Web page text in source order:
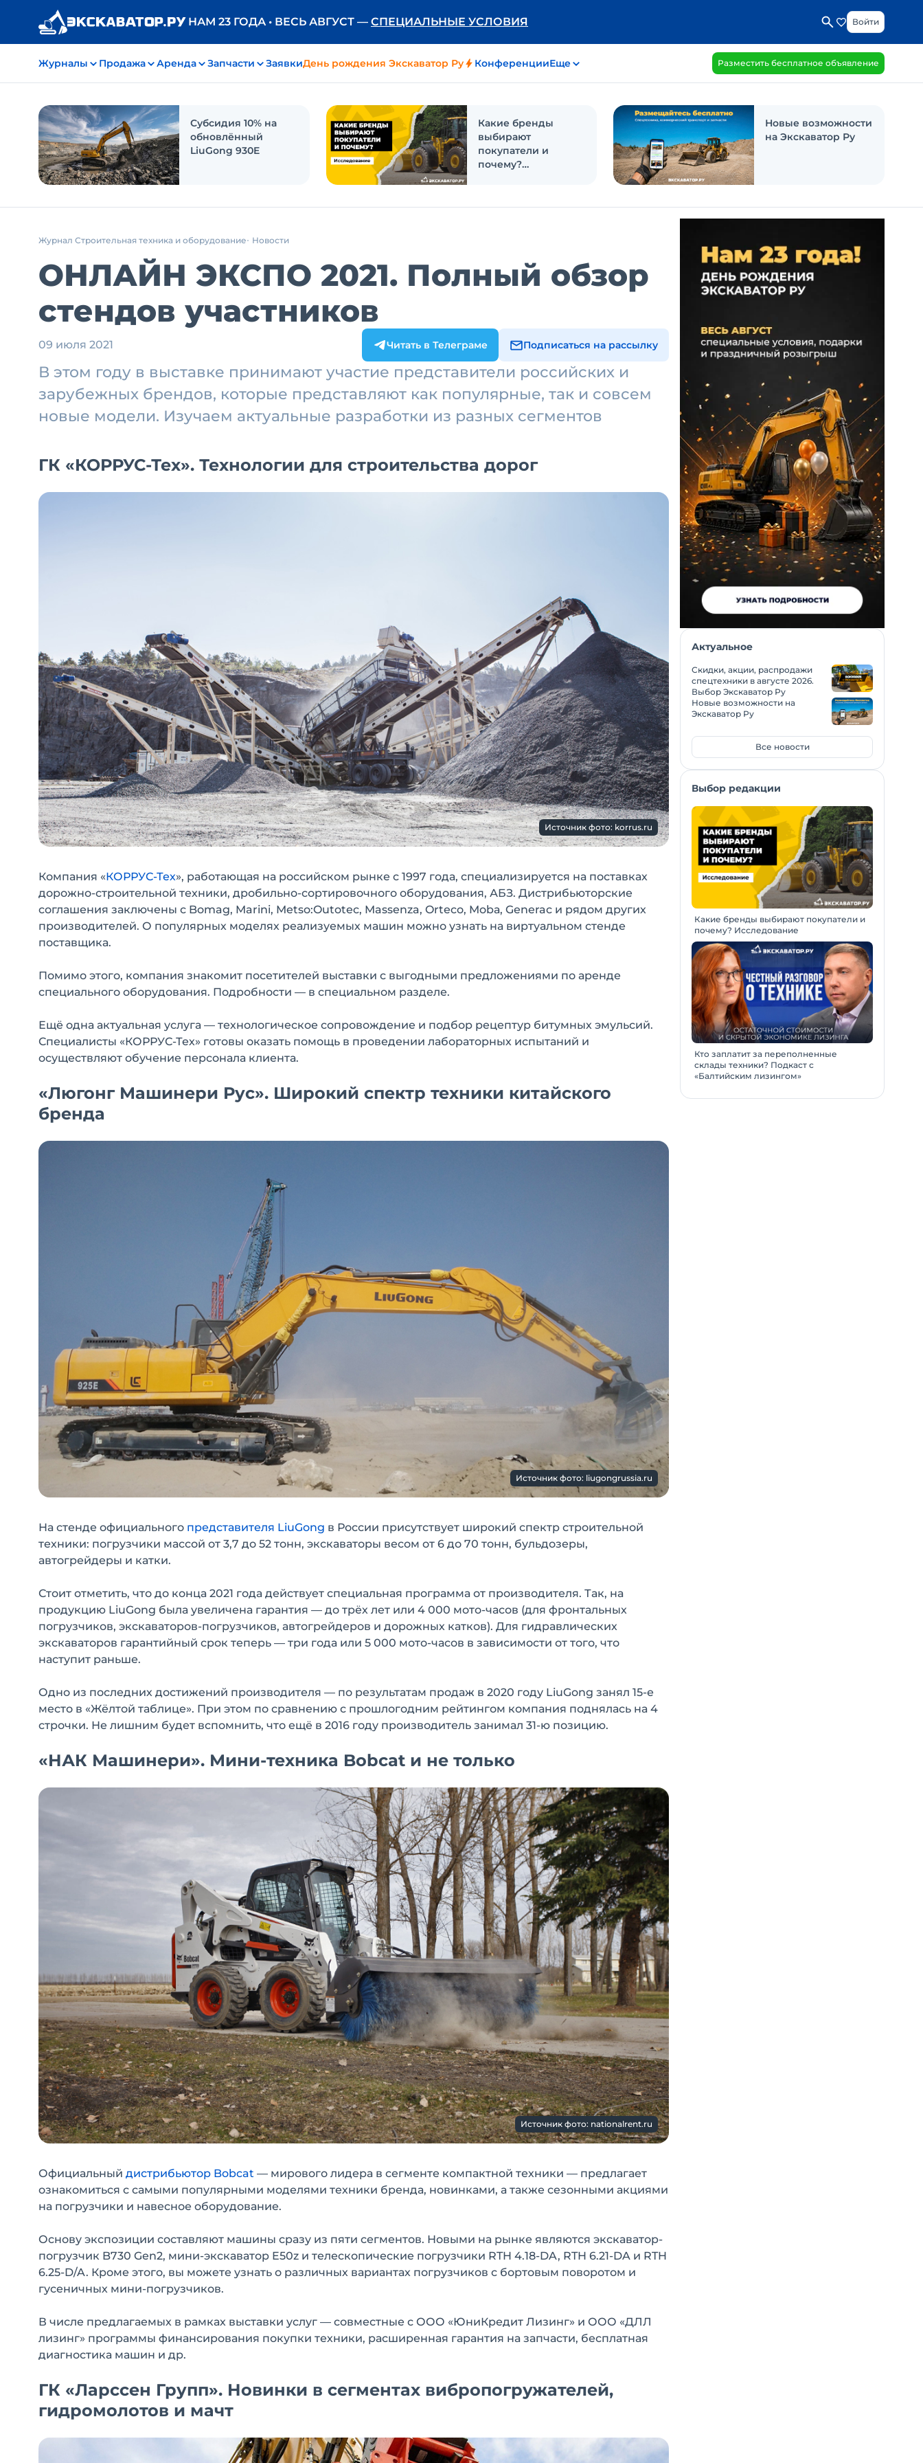
НАМ 23 ГОДА • ВЕСЬ АВГУСТ — СПЕЦИАЛЬНЫЕ УСЛОВИЯ Войти
Журналы Продажа Аренда Запчасти ЗаявкиДень рождения Экскаватор Ру КонференцииЕще Разместить бесплатное объявление
Субсидия 10% на
обновлённый
LiuGong 930E
Какие бренды
выбирают
покупатели и
почему?
Новые возможности
на Экскаватор Ру
Журнал Строительная техника и оборудование Новости
ОНЛАЙН ЭКСПО 2021. Полный обзор
стендов участников
09 июля 2021 Читать в Телеграме Подписаться на рассылку
В этом году в выставке принимают участие представители российских и
зарубежных брендов, которые представляют как популярные, так и совсем
новые модели. Изучаем актуальные разработки из разных сегментов
ГК «КОРРУС-Тех». Технологии для строительства дорог
Источник фото: korrus.ru
Компания «КОРРУС-Тех», работающая на российском рынке с 1997 года, специализируется на поставках
дорожно-строительной техники, дробильно-сортировочного оборудования, АБЗ. Дистрибьюторские
соглашения заключены с Bomag, Marini, Metso:Outotec, Massenza, Orteco, Mobа, Generac и рядом других
производителей. О популярных моделях реализуемых машин можно узнать на виртуальном стенде
поставщика.
Помимо этого, компания знакомит посетителей выставки с выгодными предложениями по аренде
специального оборудования. Подробности — в специальном разделе.
Ещё одна актуальная услуга — технологическое сопровождение и подбор рецептур битумных эмульсий.
Специалисты «КОРРУС-Тех» готовы оказать помощь в проведении лабораторных испытаний и
осуществляют обучение персонала клиента.
«Люгонг Машинери Рус». Широкий спектр техники китайского
бренда
Источник фото: liugongrussia.ru
На стенде официального представителя LiuGong в России присутствует широкий спектр строительной
техники: погрузчики массой от 3,7 до 52 тонн, экскаваторы весом от 6 до 70 тонн, бульдозеры,
автогрейдеры и катки.
Стоит отметить, что до конца 2021 года действует специальная программа от производителя. Так, на
продукцию LiuGong была увеличена гарантия — до трёх лет или 4 000 мото-часов (для фронтальных
погрузчиков, экскаваторов-погрузчиков, автогрейдеров и дорожных катков). Для гидравлических
экскаваторов гарантийный срок теперь — три года или 5 000 мото-часов в зависимости от того, что
наступит раньше.
Одно из последних достижений производителя — по результатам продаж в 2020 году LiuGong занял 15-е
место в «Жёлтой таблице». При этом по сравнению с прошлогодним рейтингом компания поднялась на 4
строчки. Не лишним будет вспомнить, что ещё в 2016 году производитель занимал 31-ю позицию.
«НАК Машинери». Мини-техника Bobcat и не только
Источник фото: nationalrent.ru
Официальный дистрибьютор Bobcat — мирового лидера в сегменте компактной техники — предлагает
ознакомиться с самыми популярными моделями техники бренда, новинками, а также сезонными акциями
на погрузчики и навесное оборудование.
Основу экспозиции составляют машины сразу из пяти сегментов. Новыми на рынке являются экскаватор-
погрузчик B730 Gen2, мини-экскаватор E50z и телескопические погрузчики RTH 4.18-DA, RTH 6.21-DA и RTH
6.25-D/A. Кроме этого, вы можете узнать о различных вариантах погрузчиков с бортовым поворотом и
гусеничных мини-погрузчиков.
В числе предлагаемых в рамках выставки услуг — совместные с ООО «ЮниКредит Лизинг» и ООО «ДЛЛ
лизинг» программы финансирования покупки техники, расширенная гарантия на запчасти, бесплатная
диагностика машин и др.
ГК «Ларссен Групп». Новинки в сегментах вибропогружателей,
гидромолотов и мачт
Актуальное
Скидки, акции, распродажи
спецтехники в августе 2026.
Выбор Экскаватор Ру
Новые возможности на
Экскаватор Ру
Все новости
Выбор редакции
Какие бренды выбирают покупатели и
почему? Исследование
Кто заплатит за переполненные
склады техники? Подкаст с
«Балтийским лизингом»